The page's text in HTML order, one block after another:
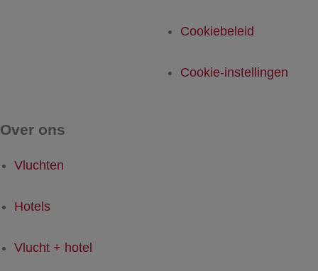
Cookiebeleid
Cookie-instellingen
Over ons
Vluchten
Hotels
Vlucht + hotel